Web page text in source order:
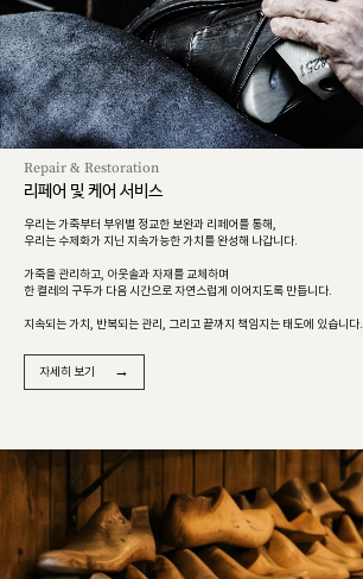
Repair & Restoration
리페어 및 케어 서비스
우리는 가죽부터 부위별 정교한 보완과 리페어를 통해,
우리는 수제화가 지닌 지속가능한 가치를 완성해 나갑니다.
가죽을 관리하고, 아웃솔과 자재를 교체하며
한 켤레의 구두가 다음 시간으로 자연스럽게 이어지도록 만듭니다.
지속되는 가치, 반복되는 관리, 그리고 끝까지 책임지는 태도에 있습니다.
자세히 보기 →